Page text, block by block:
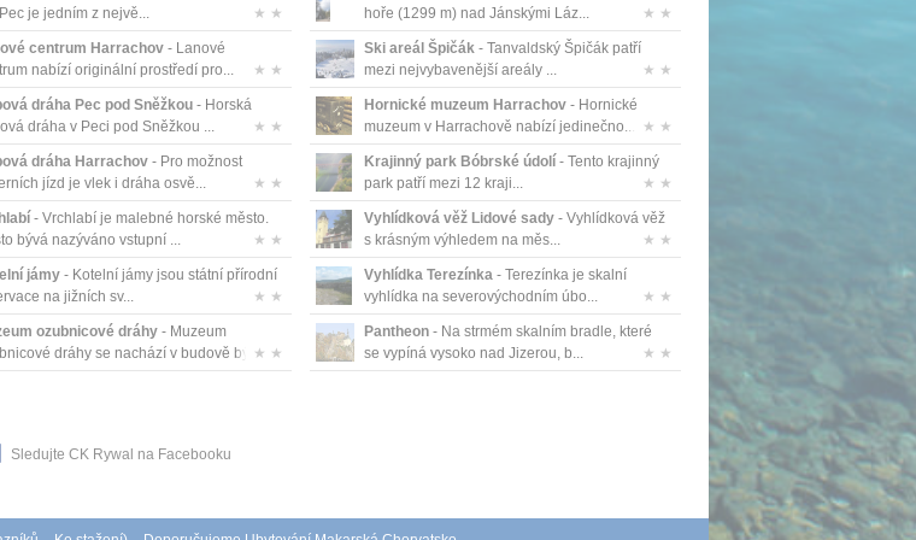
je jedním z nejvě...
★ ★
centrum Harrachov- Lanové
nabízí originální prostředí pro...
★ ★
dráha Pec pod Sněžkou- Horská
dráha v Peci pod Sněžkou ...
★ ★
dráha Harrachov- Pro možnost
jízd je vlek i dráha osvě...
★ ★
- Vrchlabí je malebné horské město.
bývá nazýváno vstupní ...
★ ★
jámy- Kotelní jámy jsou státní přírodní
na jižních sv...
★ ★
ozubnicové dráhy- Muzeum
dráhy se nachází v budově bý...★ ★
hoře (1299 m) nad Jánskými Láz...
★ ★
Ski areál Špičák- Tanvaldský Špičák patří
mezi nejvybavenější areály ...
★ ★
Hornické muzeum Harrachov- Hornické
muzeum v Harrachově nabízí jedinečno...
★ ★
Krajinný park Bóbrské údolí- Tento krajinný
park patří mezi 12 kraji...
★ ★
Vyhlídková věž Lidové sady- Vyhlídková věž
s krásným výhledem na měs...
★ ★
Vyhlídka Terezínka- Terezínka je skalní
vyhlídka na severovýchodním úbo...
★ ★
Pantheon- Na strmém skalním bradle, které
se vypíná vysoko nad Jizerou, b...
★ ★
Sledujte CK Rywal na Facebooku